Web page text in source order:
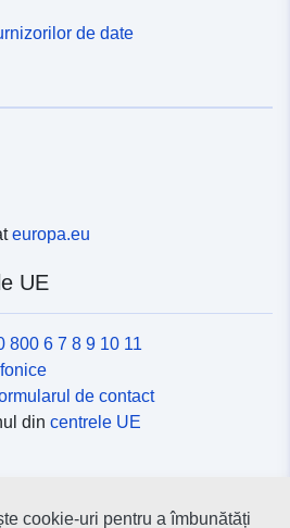
de date
europa.eu
UE
800 6 7 8 9 10 11
de contact
din centrele UE
cookie-uri pentru a îmbunătăți